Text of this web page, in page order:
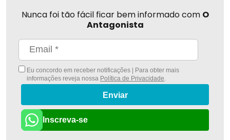
Nunca foi tão fácil ficar bem informado com O
Antagonista
Eu concordo em receber notificações | Para obter mais
informações reveja nossa Política de Privacidade
Enviar
Inscreva-se